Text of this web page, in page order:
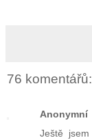
76 komentářů:
Anonymní
Ještě